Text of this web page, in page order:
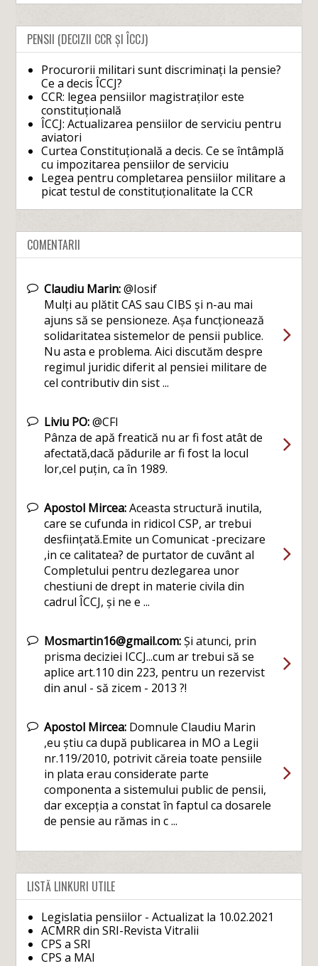
PENSII (DECIZII CCR ȘI ÎCCJ)
Procurorii militari sunt discriminați la pensie?
Ce a decis ÎCCJ?
CCR: legea pensiilor magistraților este
constituțională
ÎCCJ: Actualizarea pensiilor de serviciu pentru
aviatori
Curtea Constituțională a decis. Ce se întâmplă
cu impozitarea pensiilor de serviciu
Legea pentru completarea pensiilor militare a
picat testul de constituționalitate la CCR
COMENTARII
Claudiu Marin:@Iosif
Mulți au plătit CAS sau CIBS și n-au mai
ajuns să se pensioneze. Așa funcționează
solidaritatea sistemelor de pensii publice.
Nu asta e problema. Aici discutăm despre
regimul juridic diferit al pensiei militare de
cel contributiv din sist ...
Liviu PO:@CFI
Pânza de apă freatică nu ar fi fost atât de
afectată,dacă pădurile ar fi fost la locul
lor,cel puțin, ca în 1989.
Apostol Mircea:Aceasta structură inutila,
care se cufunda in ridicol CSP, ar trebui
desființată.Emite un Comunicat -precizare
,in ce calitatea? de purtator de cuvânt al
Completului pentru dezlegarea unor
chestiuni de drept in materie civila din
cadrul ÎCCJ, și ne e ...
Mosmartin16@gmail.com:Și atunci, prin
prisma deciziei ICCJ...cum ar trebui să se
aplice art.110 din 223, pentru un rezervist
din anul - să zicem - 2013 ?!
Apostol Mircea: Domnule Claudiu Marin
,eu știu ca după publicarea in MO a Legii
nr.119/2010, potrivit căreia toate pensiile
in plata erau considerate parte
componenta a sistemului public de pensii,
dar excepția a constat în faptul ca dosarele
de pensie au rămas in c ...
LISTĂ LINKURI UTILE
Legislatia pensiilor - Actualizat la 10.02.2021
ACMRR din SRI-Revista Vitralii
CPS a SRI
CPS a MAI